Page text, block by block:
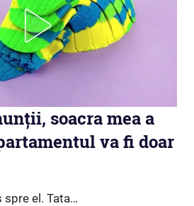
soacra mea a
va fi doar
spre el. Tata…